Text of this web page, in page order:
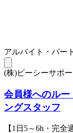
アルバイト・パート
(株)ビーシーサポ
会員様へのル
ングスタッフ
【1日5～6h・完